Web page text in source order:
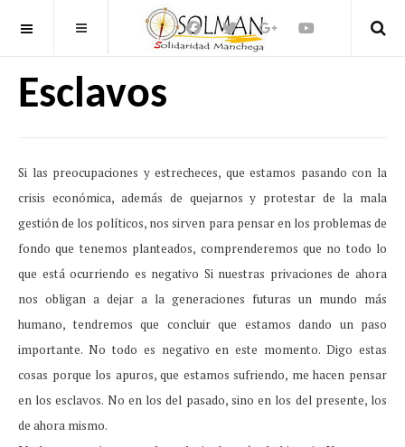
OFF CANVAS
Esclavos
Si las preocupaciones y estrecheces, que estamos pasando con la
crisis económica, además de quejarnos y protestar de la mala
gestión de los políticos, nos sirven para pensar en los problemas de
fondo que tenemos planteados, comprenderemos que no todo lo
que está ocurriendo es negativo Si nuestras privaciones de ahora
nos obligan a dejar a la generaciones futuras un mundo más
humano, tendremos que concluir que estamos dando un paso
importante. No todo es negativo en este momento. Digo estas
cosas porque los apuros, que estamos sufriendo, me hacen pensar
en los esclavos. No en los del pasado, sino en los del presente, los
de ahora mismo.